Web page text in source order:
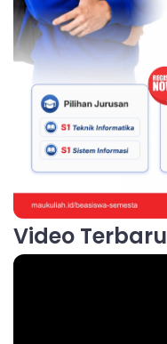
Video Terbaru